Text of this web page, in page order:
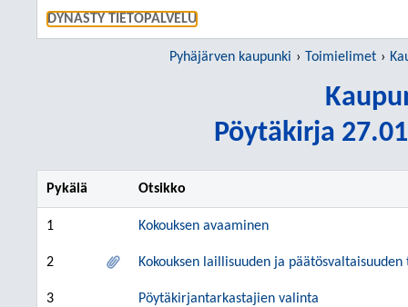
DYNASTY TIETOPALVELU
Pyhäjärven kaupunki Toimielimet
Pöytäkirja
Pykälä Otsikko
1 Kokouksen avaaminen
2 Kokouksen laillisuuden ja
3 Pöytäkirjantarkastajien valinta